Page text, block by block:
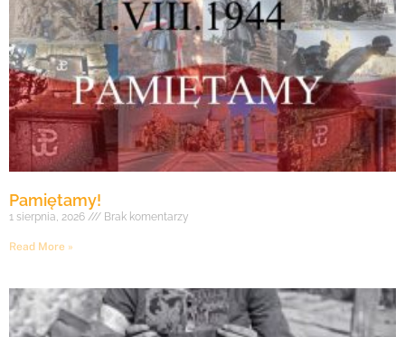
Pamiętamy!
1 sierpnia, 2026 Brak komentarzy
Read More »